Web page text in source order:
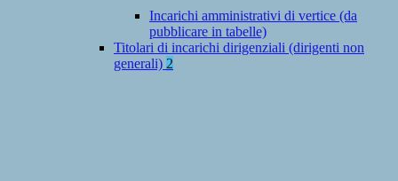
Incarichi amministrativi di vertice (da
pubblicare in tabelle)
Titolari di incarichi dirigenziali (dirigenti non
generali) 2